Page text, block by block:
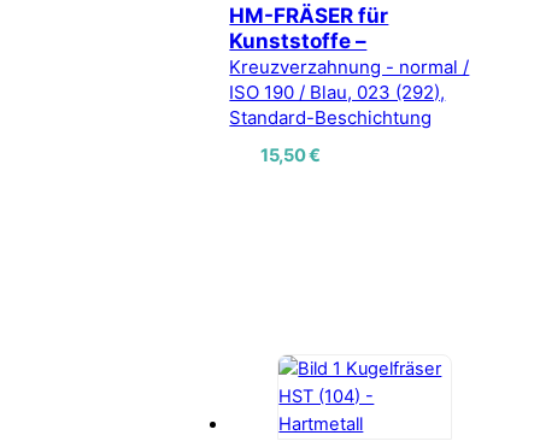
HM-FRÄSER für
Kunststoffe –
Kreuzverzahnung - normal /
ISO 190 / Blau, 023 (292),
Standard-Beschichtung
15,50€